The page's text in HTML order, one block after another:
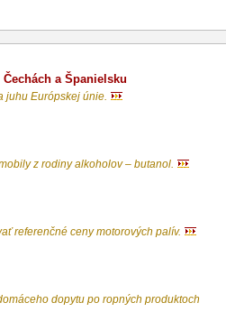
a Španielsku
juhu Európskej únie.
z rodiny alkoholov – butanol.
referenčné ceny motorových palív.
dopytu po ropných produktoch